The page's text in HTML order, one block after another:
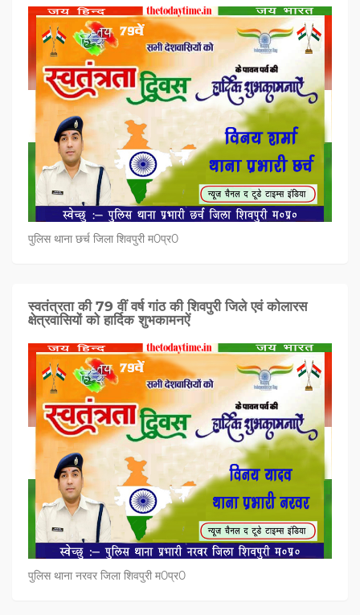
पुलिस थाना छर्च जिला शिवपुरी म0प्र0
स्वतंत्रता की 79 वीं वर्ष गांठ की शिवपुरी जिले एवं कोलारस
क्षेत्रवासियों को हार्दिक शुभकामनऐं
पुलिस थाना नरवर जिला शिवपुरी म0प्र0